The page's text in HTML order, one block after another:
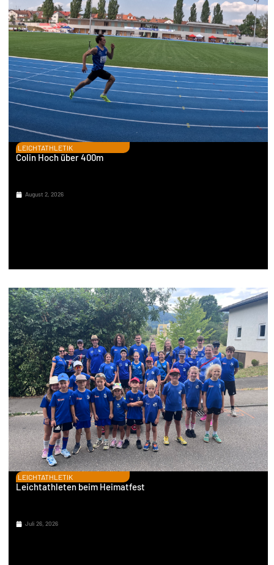
LEICHTATHLETIK
Colin Hoch über 400m
August 2, 2026
LEICHTATHLETIK
Leichtathleten beim Heimatfest
Juli 26, 2026